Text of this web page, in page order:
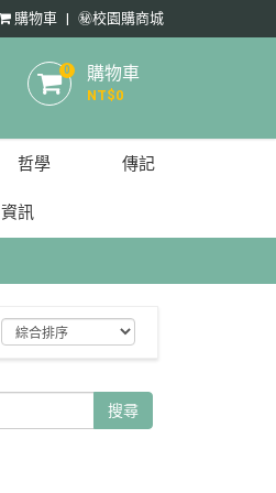
購物車 ㊙️校園購商城
0 購物車
NT$0
哲學 傳記
資訊
搜尋